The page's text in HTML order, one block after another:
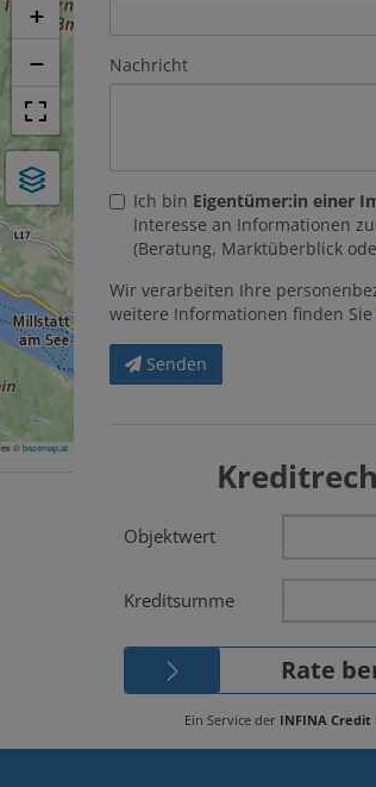
+
−
©basemap.at
Nachricht
Ich bin Eigentümer:in einer
Interesse an Informationen
(Beratung, Marktüberblick
Wir verarbeiten Ihre
weitere Informationen finden Sie
Senden